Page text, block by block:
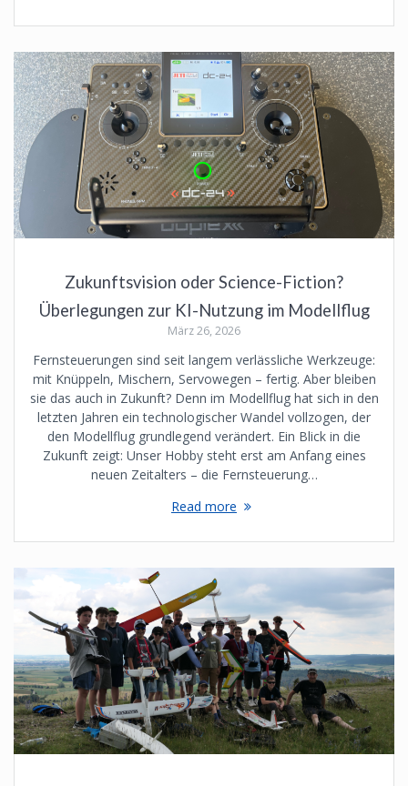
Zukunftsvision oder Science-Fiction?
Überlegungen zur KI-Nutzung im Modellflug
März 26, 2026
Fernsteuerungen sind seit langem verlässliche Werkzeuge:
mit Knüppeln, Mischern, Servowegen – fertig. Aber bleiben
sie das auch in Zukunft? Denn im Modellflug hat sich in den
letzten Jahren ein technologischer Wandel vollzogen, der
den Modellflug grundlegend verändert. Ein Blick in die
Zukunft zeigt: Unser Hobby steht erst am Anfang eines
neuen Zeitalters – die Fernsteuerung…
Read more